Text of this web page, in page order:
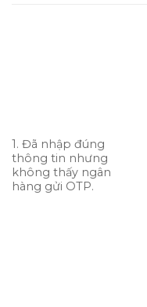
1. Đã nhập đúng
thông tin nhưng
không thấy ngân
hàng gửi OTP.